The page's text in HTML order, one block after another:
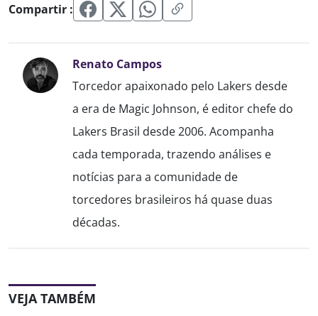
Compartir :
Renato Campos
Torcedor apaixonado pelo Lakers desde
a era de Magic Johnson, é editor chefe do
Lakers Brasil desde 2006. Acompanha
cada temporada, trazendo análises e
notícias para a comunidade de
torcedores brasileiros há quase duas
décadas.
VEJA TAMBÉM